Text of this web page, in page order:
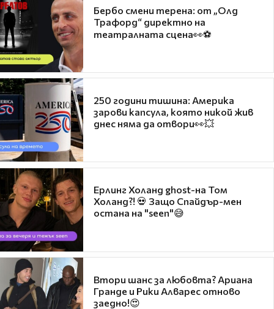
Бербо смени терена: от „Олд
Трафорд“ директно на
театралната сцена👀⚽
250 години тишина: Америка
зарови капсула, която никой жив
днес няма да отвори👀💥
Ерлинг Холанд ghost-на Том
Холанд?! 💀 Защо Спайдър-мен
остана на "seen"😅
Втори шанс за любовта? Ариана
Гранде и Рики Алварес отново
заедно!😍